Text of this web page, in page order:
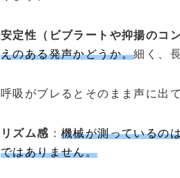
安定性（ビブラートや抑揚のコ
えのある発声かどうか。細く、
呼吸がブレるとそのまま声に出
リズム感 ：機械が測っているの
ではありません。